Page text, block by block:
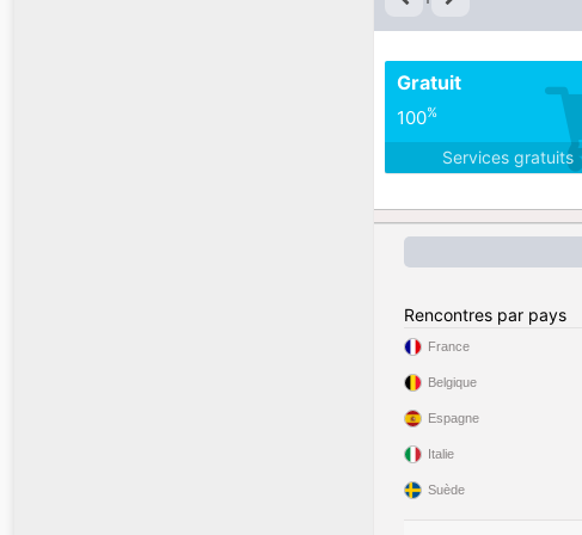
Gratuit
100%
Services gratuits
Rencontres par pays
France
Belgique
Espagne
Italie
Suède